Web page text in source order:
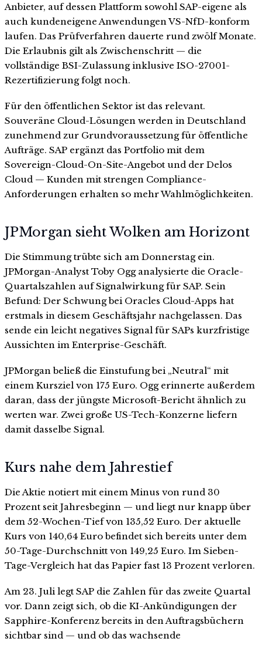
Anbieter, auf dessen Plattform sowohl SAP-eigene als
auch kundeneigene Anwendungen VS-NfD-konform
laufen. Das Prüfverfahren dauerte rund zwölf Monate.
Die Erlaubnis gilt als Zwischenschritt — die
vollständige BSI-Zulassung inklusive ISO-27001-
Rezertifizierung folgt noch.
Für den öffentlichen Sektor ist das relevant.
Souveräne Cloud-Lösungen werden in Deutschland
zunehmend zur Grundvoraussetzung für öffentliche
Aufträge. SAP ergänzt das Portfolio mit dem
Sovereign-Cloud-On-Site-Angebot und der Delos
Cloud — Kunden mit strengen Compliance-
Anforderungen erhalten so mehr Wahlmöglichkeiten.
JPMorgan sieht Wolken am Horizont
Die Stimmung trübte sich am Donnerstag ein.
JPMorgan-Analyst Toby Ogg analysierte die Oracle-
Quartalszahlen auf Signalwirkung für SAP. Sein
Befund: Der Schwung bei Oracles Cloud-Apps hat
erstmals in diesem Geschäftsjahr nachgelassen. Das
sende ein leicht negatives Signal für SAPs kurzfristige
Aussichten im Enterprise-Geschäft.
JPMorgan beließ die Einstufung bei „Neutral“ mit
einem Kursziel von 175 Euro. Ogg erinnerte außerdem
daran, dass der jüngste Microsoft-Bericht ähnlich zu
werten war. Zwei große US-Tech-Konzerne liefern
damit dasselbe Signal.
Kurs nahe dem Jahrestief
Die Aktie notiert mit einem Minus von rund 30
Prozent seit Jahresbeginn — und liegt nur knapp über
dem 52-Wochen-Tief von 135,52 Euro. Der aktuelle
Kurs von 140,64 Euro befindet sich bereits unter dem
50-Tage-Durchschnitt von 149,25 Euro. Im Sieben-
Tage-Vergleich hat das Papier fast 13 Prozent verloren.
Am 23. Juli legt SAP die Zahlen für das zweite Quartal
vor. Dann zeigt sich, ob die KI-Ankündigungen der
Sapphire-Konferenz bereits in den Auftragsbüchern
sichtbar sind — und ob das wachsende